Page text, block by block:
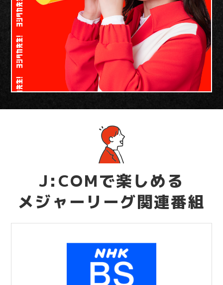
J:COMで楽しめる
メジャーリーグ関連番組